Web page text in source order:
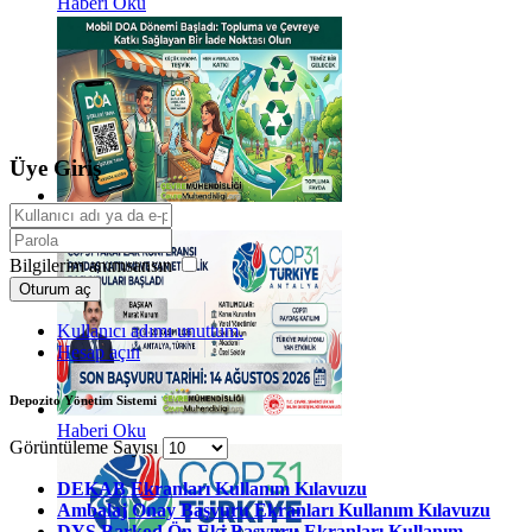
Haberi Oku
Haberi Oku
Üye Giriş
Bilgilerim anımsansın
Oturum aç
Kullanıcı adımı unuttum.
Hesap açın
Depozito Yönetim Sistemi
Görüntüleme Sayısı
DEKAB Ekranları Kullanım Kılavuzu
Ambalaj Onay Başvuru Ekranları Kullanım Kılavuzu